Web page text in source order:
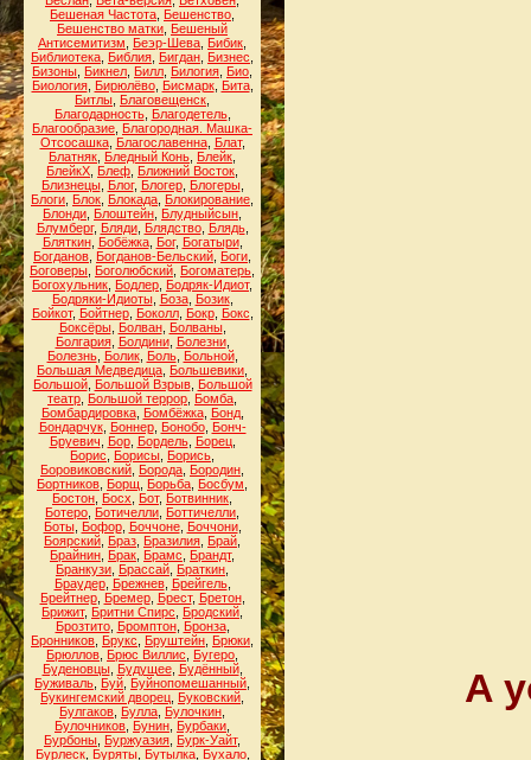
Бешеная Частота Бешенство
Бешенство матки Бешеный
Антисемитизм
Беэр-Шева Бибик
Библиотека Библия Бигдан Бизнес
Бизоны Бикнел Билл Билогия Био
Биология, Бирюлёво, Бисмарк, Бита,
Битлы Благовещенск
Благодарность, Благодетель,
Благообразие Благородная. Машка-
Отсосашка, Благославенна, Блат,
Блатняк Бледный Конь Блейк
БлейкХ Блеф Ближний Восток
Близнецы, Блог, Блогер, Блогеры,
Блоги Блок Блокада Блокирование
Блонди Блоштейн Блудныйсын
Блумберг, Бляди, Блядство, Блядь,
Бляткин, Бобёжка, Бог, Богатыри,
Богданов Богданов-Бельский Боги
Боговеры Боголюбский Богоматерь
Богохульник Бодлер Бодряк-Идиот,
Бодряки-Идиоты, Боза, Бозик,
Бойкот, Бойтнер, Боколл, Бокр, Бокс
Боксёры, Болван, Болваны,
Болгария, Болдини, Болезни,
Болезнь, Болик, Боль, Больной,
Большая Медведица Большевики
Большой, Большой Взрыв, Большой
театр Большой террор Бомба
Бомбардировка, Бомбёжка, Бонд,
Бондарчук, Боннер, Бонобо, Бонч-
Бруевич
Бор, Бордель, Борец,
Борис
Борисы Борись
Боровиковский Борода Бородин
Бортников Борщ Борьба Босбум
Бостон Босх Бот, Ботвинник
Ботеро Ботичелли Боттичелли
Боты, Бофор, Боччоне, Боччони,
Боярский Браз Бразилия Брай
Брайнин Брак Брамс Брандт,
Бранкузи Брассай Браткин
Браудер, Брежнев, Брейгель,
Брейтнер, Бремер, Брест, Бретон,
Брижит, Бритни Спирс Бродский
Брозтито, Бромптон, Бронза,
Бронников Брукс Бруштейн Брюки
Брюллов Брюс Виллис Бугеро
Буденовцы, Будущее, Будённый,
Буживаль Буй Буйнопомешанный
Букингемский дворец Буковский
Булгаков Булла Булочкин
Булочников Бунин Бурбаки
Бурбоны Буржуазия Бурк-Уайт,
Бурлеск, Буряты, Бутылка, Бухало,
A